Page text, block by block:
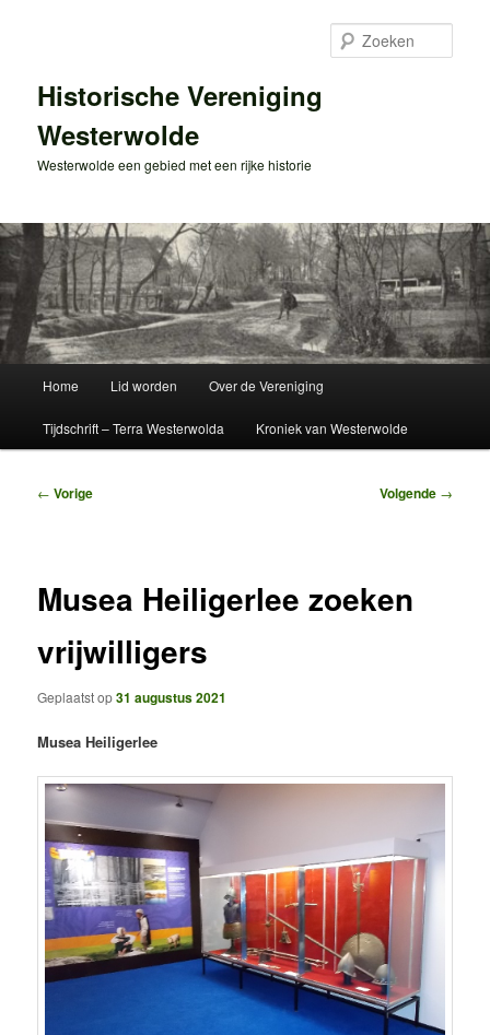
inhoudHistorische Vereniging
Westerwolde
Westerwolde een gebied met een rijke historie
Home Lid worden Over de Vereniging
Tijdschrift – Terra Westerwolda Kroniek van Westerwolde
Bericht
← Vorige Volgende →
Musea Heiligerlee zoeken
vrijwilligers
Geplaatst op31 augustus 2021
Musea Heiligerlee